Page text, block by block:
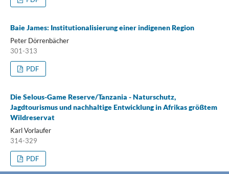
Baie James: Institutionalisierung einer indigenen Region
Peter Dörrenbächer
301-313
PDF
Die Selous-Game Reserve/Tanzania - Naturschutz,
Jagdtourismus und nachhaltige Entwicklung in Afrikas größtem
Wildreservat
Karl Vorlaufer
314-329
PDF